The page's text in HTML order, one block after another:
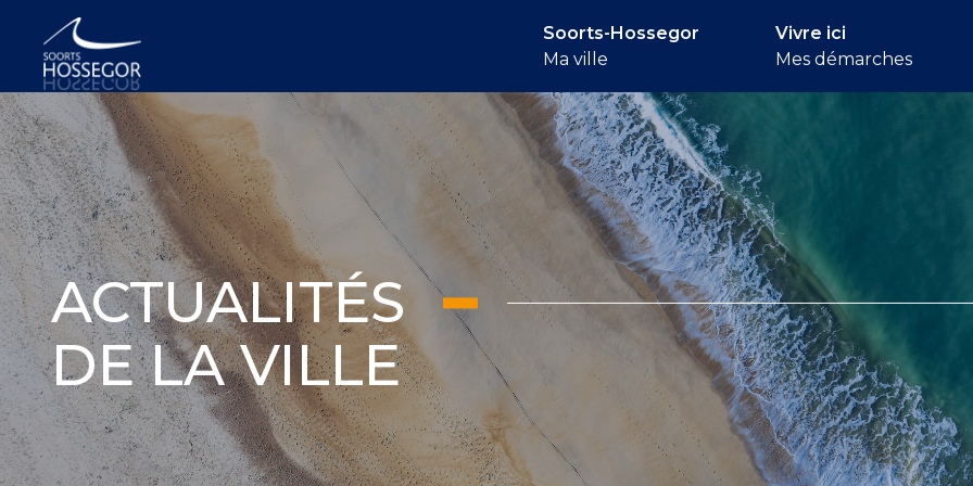
Soorts-Hossegor
Ma ville
Vivre ici
Mes démarches
ACTUALITÉS
DE LA VILLE